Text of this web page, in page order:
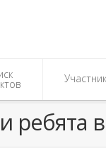
ребята